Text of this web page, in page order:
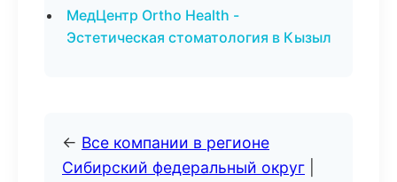
МедЦентр Ortho Health -
Эстетическая стоматология в Кызыл
← Все компании в регионе
Сибирский федеральный округ